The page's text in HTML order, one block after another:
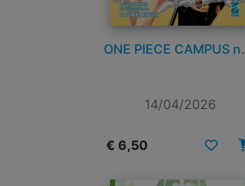
ONE PIECE CAMPUS
14/04/2026
€ 6,50